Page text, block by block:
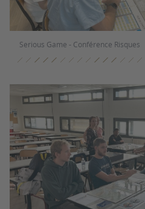
Serious Game - Conférence Risques